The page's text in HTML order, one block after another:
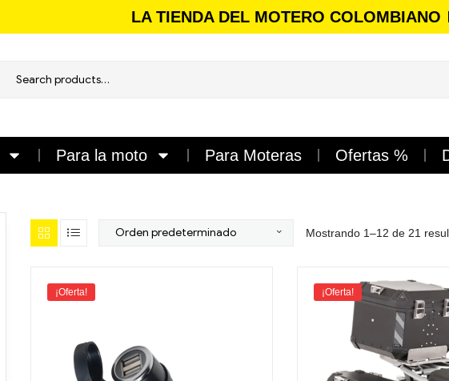
LA TIENDA DEL MOTERO COLOMBIANO
Para la moto Para Moteras Ofertas %
Mostrando 1–12 de 21
¡Oferta! ¡Oferta!